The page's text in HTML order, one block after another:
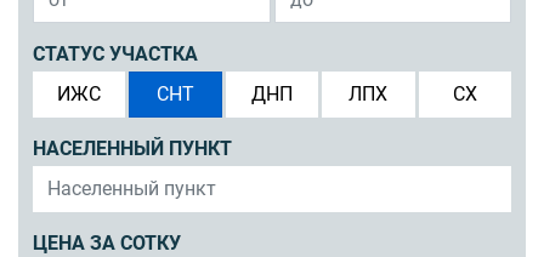
СТАТУС УЧАСТКА
ИЖС
СНТ ДНП ЛПХ СХ
НАСЕЛЕННЫЙ ПУНКТ
ЦЕНА ЗА СОТКУ